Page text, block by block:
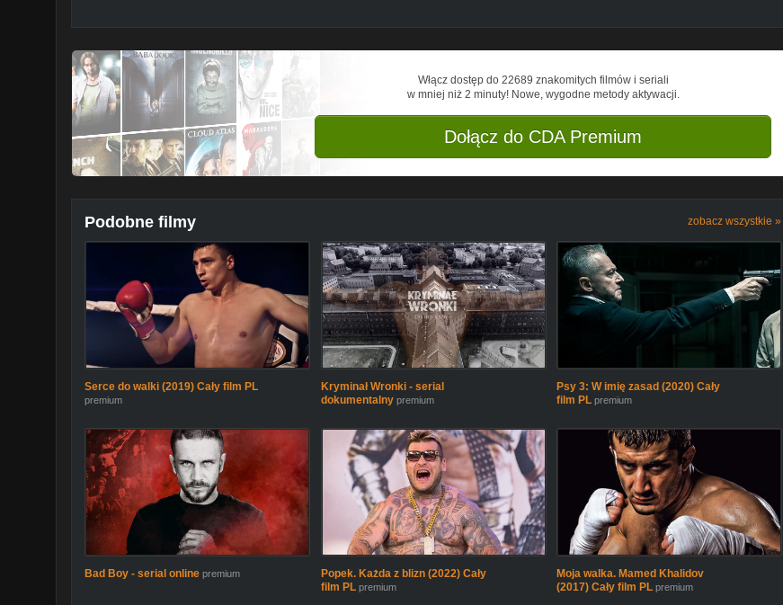
Włącz dostęp do 22689 znakomitych filmów i seriali
w mniej niż 2 minuty! Nowe, wygodne metody aktywacji.
Dołącz do CDA Premium
Podobne filmy zobacz wszystkie »
Serce do walki (2019) Cały film PL
premium
Kryminał Wronki - serial
dokumentalny premium
Psy 3: W imię zasad (2020) Cały
film PL premium
Bad Boy - serial online premium
Popek. Każda z blizn (2022) Cały
film PL premium
Moja walka. Mamed Khalidov
(2017) Cały film PL premium